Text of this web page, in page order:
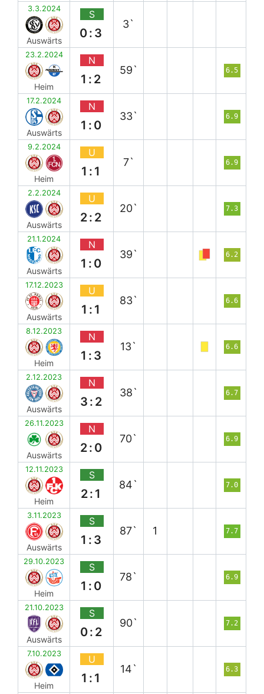
3.3.2024
Auswärts
S
0:3
3`
23.2.2024
Heim
N
1:2
59` 6.5
17.2.2024
Auswärts
N
1:0
33` 6.9
9.2.2024
Heim
U
1:1
7` 6.9
2.2.2024
Auswärts
U
2:2
20` 7.3
21.1.2024
Auswärts
N
1:0
39` 6.2
17.12.2023
Auswärts
U
1:1
83` 6.6
8.12.2023
Heim
N
1:3
13` 6.6
2.12.2023
Auswärts
N
3:2
38` 6.7
26.11.2023
Auswärts
N
2:0
70` 6.9
12.11.2023
Heim
S
2:1
84` 7.0
3.11.2023
Auswärts
S
1:3
87` 1 7.7
29.10.2023
Heim
S
1:0
78` 6.9
21.10.2023
Auswärts
S
0:2
90` 7.2
7.10.2023
Heim
U
1:1
14` 6.3